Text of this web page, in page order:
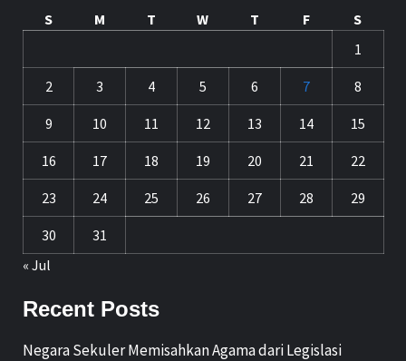
S
M T W T F
S
1
2 3 4 5 6 7 8
9 10 11 12 13 14 15
16 17 18 19 20 21 22
23 24 25 26 27 28 29
30
31
« Jul
Recent Posts
Negara Sekuler Memisahkan Agama dari Legislasi